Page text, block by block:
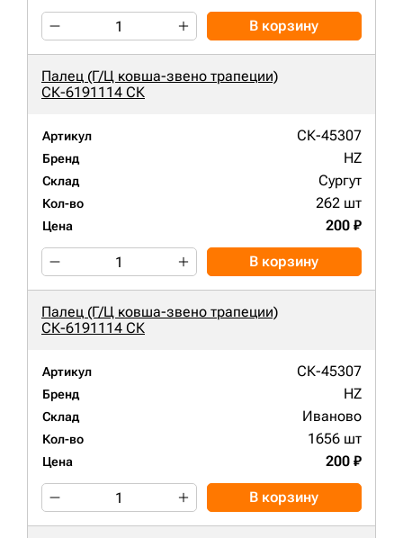
В корзину
Палец (Г/Ц ковша-звено трапеции)
СК-6191114 СК
Артикул СК-45307
Бренд HZ
Склад Сургут
Кол-во 262 шт
Цена 200 ₽
В корзину
Палец (Г/Ц ковша-звено трапеции)
СК-6191114 СК
Артикул СК-45307
Бренд HZ
Склад Иваново
Кол-во 1656 шт
Цена 200 ₽
В корзину